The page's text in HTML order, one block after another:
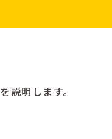
説明します。